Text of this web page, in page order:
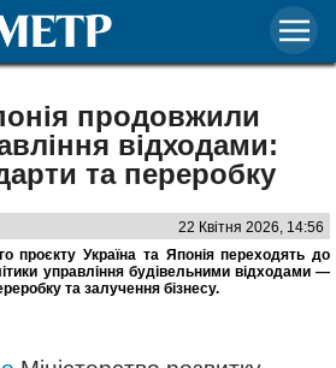
продовжили
відходами:
та переробку
22 Квітня 2026, 14:56
проєкту Україна та Японія переходять до
управління будівельними відходами —
та залучення бізнесу.